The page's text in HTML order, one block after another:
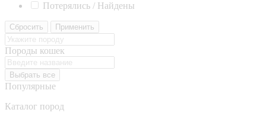
Потерялись / Найдены
Сбросить Применить
Породы кошек
Выбрать все
Популярные
Каталог пород